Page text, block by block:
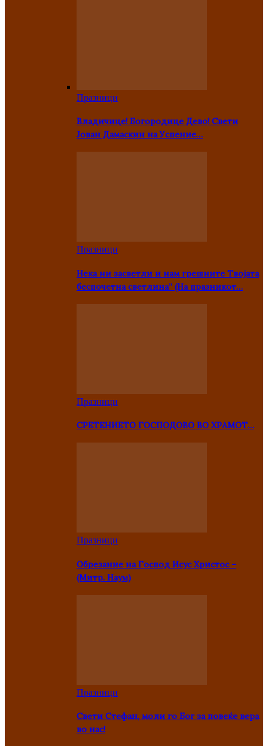
Празници
Владичице! Богородице Дево! Свети
Јован Дамаскин на Успение…
Празници
Нека ни засветли и нам грешните Твојата
беспочетна светлина” (На празникот…
Празници
СРЕТЕНИЕТО ГОСПОДОВО ВО ХРАМОТ…
Празници
Oбрезание на Господ Исус Христос –
(Митр. Наум)
Празници
Свети Стефан, моли го Бог за повеќе вера
во нас!